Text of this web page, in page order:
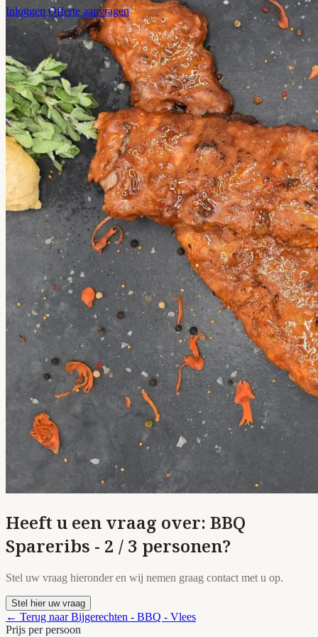
Inloggen Offerte aanvragen
Heeft u een vraag over: BBQ
Spareribs - 2 / 3 personen?
Stel uw vraag hieronder en wij nemen graag contact met u op.
Stel hier uw vraag
← Terug naar Bijgerechten - BBQ - Vlees
Prijs per persoon